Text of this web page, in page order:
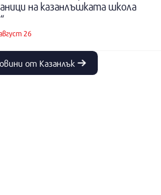
на казанлъшката школа
26
от Казанлък